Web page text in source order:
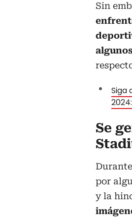
Sin
Siga
Se
por
y la